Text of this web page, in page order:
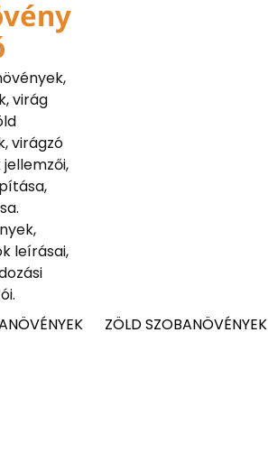
virág
virágzó
leírásai,
ZÖLD SZOBANÖVÉNYEK